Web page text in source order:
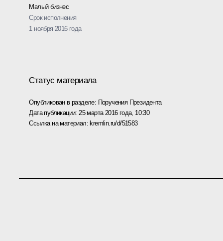
Малый бизнес
Срок исполнения
1 ноября 2016 года
Статус материала
Опубликован в разделе: Поручения Президента
Дата публикации: 25 марта 2016 года, 10:30
Ссылка на материал: kremlin.ru/d/51583